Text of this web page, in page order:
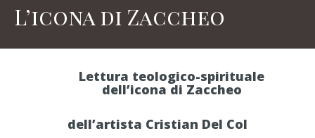
L’icona di Zaccheo
Lettura teologico-spirituale
dell’icona di Zaccheo
dell’artista Cristian Del Col